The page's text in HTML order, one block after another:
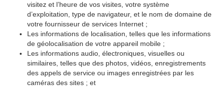
visitez et l’heure de vos visites, votre système
d’exploitation, type de navigateur, et le nom de domaine de
votre fournisseur de services Internet ;
Les informations de localisation, telles que les informations
de géolocalisation de votre appareil mobile ;
Les informations audio, électroniques, visuelles ou
similaires, telles que des photos, vidéos, enregistrements
des appels de service ou images enregistrées par les
caméras des sites ; et